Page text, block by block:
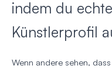
indem du
Künstlerprofil
Wenn andere sehen,